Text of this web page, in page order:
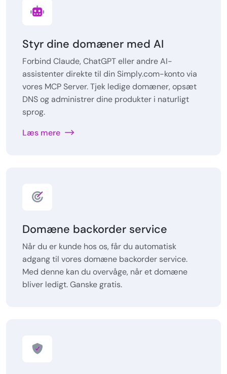
Styr dine domæner med AI
Forbind Claude, ChatGPT eller andre AI-
assistenter direkte til din Simply.com-konto via
vores MCP Server. Tjek ledige domæner, opsæt
DNS og administrer dine produkter i naturligt
sprog.
Læs mere
Domæne backorder service
Når du er kunde hos os, får du automatisk
adgang til vores domæne backorder service.
Med denne kan du overvåge, når et domæne
bliver ledigt. Ganske gratis.